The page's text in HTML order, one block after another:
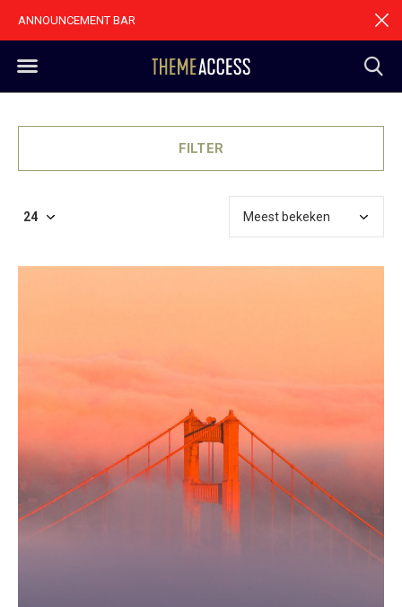
ANNOUNCEMENT BAR
FILTER